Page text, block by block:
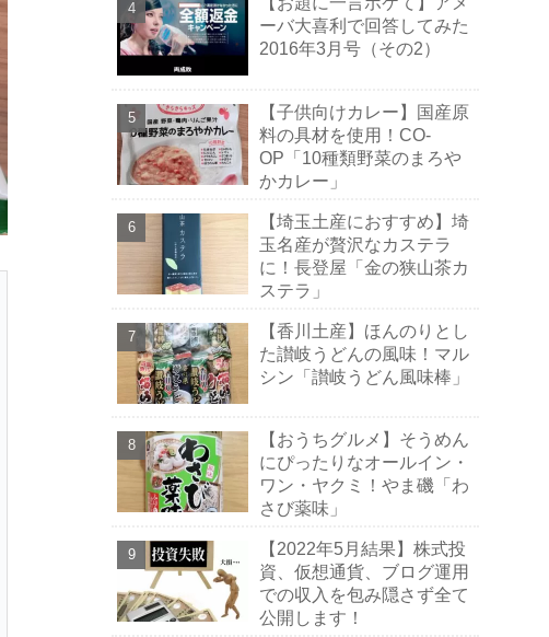
ーバ大喜利で回答してみた
2016年3月号（その2）
【子供向けカレー】国産原
料の具材を使用！CO-
OP「10種類野菜のまろや
かカレー」
【埼玉土産におすすめ】埼
玉名産が贅沢なカステラ
に！長登屋「金の狭山茶カ
ステラ」
【香川土産】ほんのりとし
た讃岐うどんの風味！マル
シン「讃岐うどん風味棒」
【おうちグルメ】そうめん
にぴったりなオールイン・
ワン・ヤクミ！やま磯「わ
さび薬味」
【2022年5月結果】株式投
資、仮想通貨、ブログ運用
での収入を包み隠さず全て
公開します！